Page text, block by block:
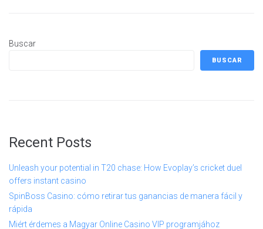
Buscar
BUSCAR
Recent Posts
Unleash your potential in T20 chase: How Evoplay’s cricket duel
offers instant casino
SpinBoss Casino: cómo retirar tus ganancias de manera fácil y
rápida
Miért érdemes a Magyar Online Casino VIP programjához